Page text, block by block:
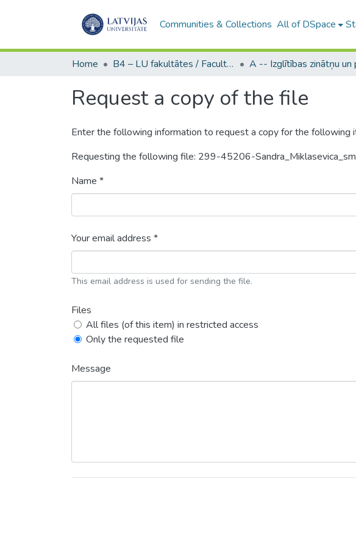
Communities & Collections All of DSpace
Home B4 – LU fakultātes / Faculties of the UL
Request a copy of the file
Enter the following information to request a copy for the following
Requesting the following file: 299-45206-
Name *
Your email address *
This email address is used for sending the file.
Files
All files (of this item) in restricted access
Only the requested file
Message